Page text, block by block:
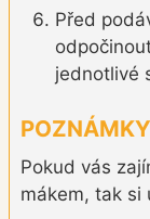
Před
jednotlivé
POZNÁMKY
Pokud vás
mákem, tak si